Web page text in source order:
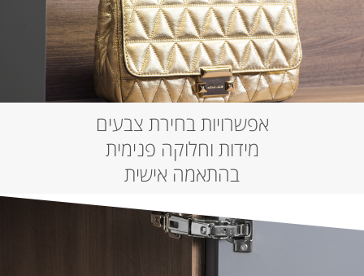
אפשרויות בחירת צבעים
מידות וחלוקה פנימית
בהתאמה אישית